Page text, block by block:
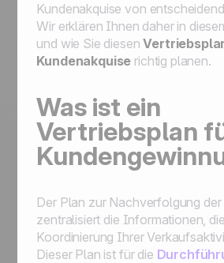
Kundenakquise von
Wir erklären Ihnen daher in
und wie Sie diesen
Kundenakquise richtig planen.
Was ist ein
Vertriebsplan
Der Plan zur Nachverfolgung der
zentralisiert die Informationen,
Koordinierung Ihrer
Dieser Plan ist für die